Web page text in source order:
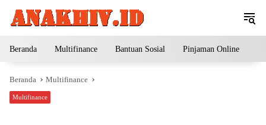
Beranda Multifinance Bantuan Sosial Pinjaman Online
Beranda Multifinance
Multifinance